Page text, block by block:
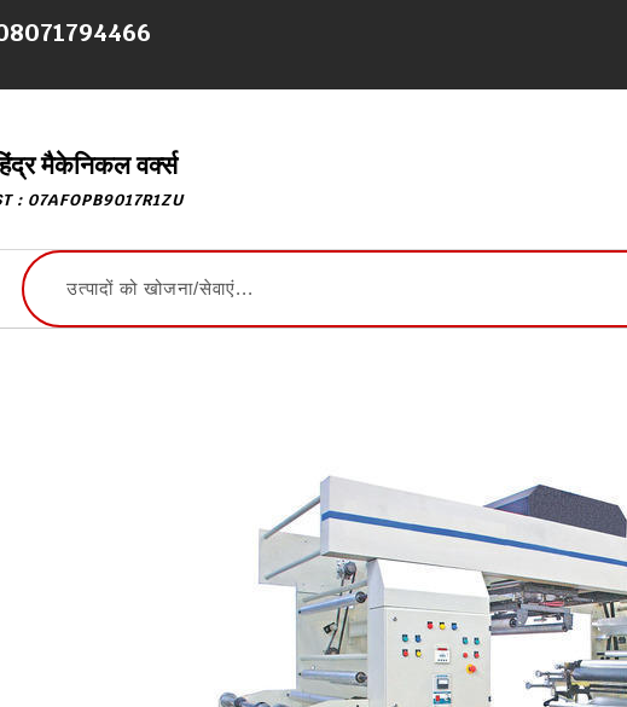
मैकेनिकल वर्क्स
: 07AFOPB9017R1ZU